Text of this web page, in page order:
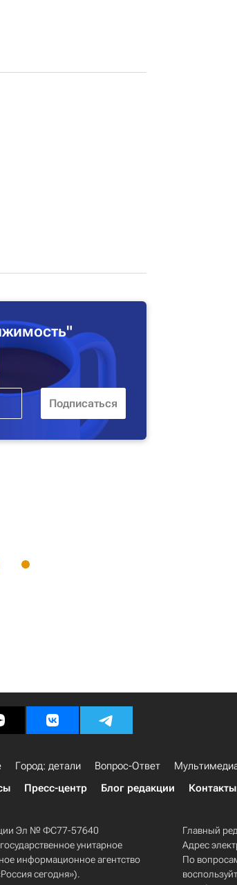
Город: детали Вопрос-Ответ
Пресс-центр Блог редакции Контакты
Эл № ФС77-57640
унитарное
информационное агентство
сегодня»).
Главный
Адрес
По